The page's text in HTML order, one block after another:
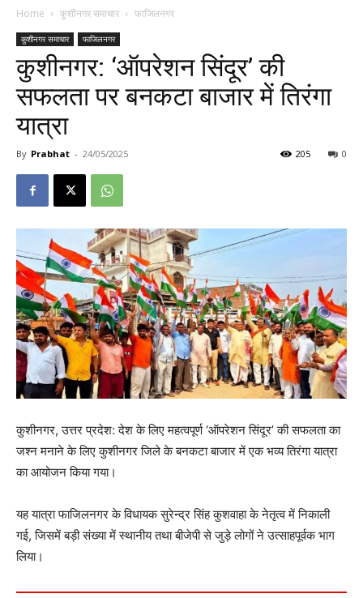
Home कुशीनगर समाचार फाजिलनगर
कुशीनगर समाचार फाजिलनगर
कुशीनगर: ‘ऑपरेशन सिंदूर’ की
सफलता पर बनकटा बाजार में तिरंगा
यात्रा
By Prabhat - 24/05/2025 0
205
कुशीनगर, उत्तर प्रदेश: देश के लिए महत्वपूर्ण ‘ऑपरेशन सिंदूर’ की सफलता का
जश्न मनाने के लिए कुशीनगर जिले के बनकटा बाजार में एक भव्य तिरंगा यात्रा
का आयोजन किया गया।
यह यात्रा फाजिलनगर के विधायक सुरेन्द्र सिंह कुशवाहा के नेतृत्व में निकाली
गई, जिसमें बड़ी संख्या में स्थानीय तथा बीजेपी से जुड़े लोगों ने उत्साहपूर्वक भाग
लिया।